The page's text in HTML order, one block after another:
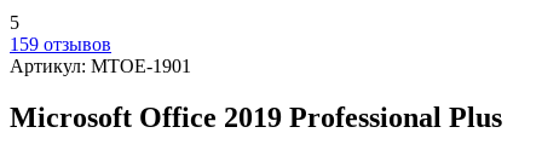
5
159 отзывов
Артикул: MTOE-1901
Microsoft Office 2019 Professional Plus